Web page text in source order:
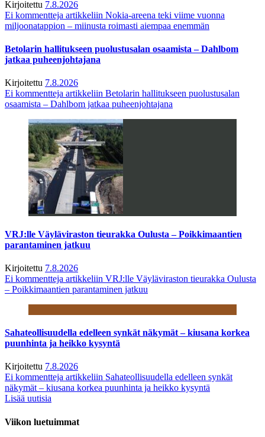
Kirjoitettu 7.8.2026
Ei kommentteja artikkeliin Nokia-areena teki viime vuonna
miljoonatappion – miinusta roimasti aiempaa enemmän
Betolarin hallitukseen puolustusalan osaamista – Dahlbom
jatkaa puheenjohtajana
Kirjoitettu 7.8.2026
Ei kommentteja artikkeliin Betolarin hallitukseen puolustusalan
osaamista – Dahlbom jatkaa puheenjohtajana
VRJ:lle Väyläviraston tieurakka Oulusta – Poikkimaantien
parantaminen jatkuu
Kirjoitettu 7.8.2026
Ei kommentteja artikkeliin VRJ:lle Väyläviraston tieurakka Oulusta
– Poikkimaantien parantaminen jatkuu
Sahateollisuudella edelleen synkät näkymät – kiusana korkea
puunhinta ja heikko kysyntä
Kirjoitettu 7.8.2026
Ei kommentteja artikkeliin Sahateollisuudella edelleen synkät
näkymät – kiusana korkea puunhinta ja heikko kysyntä
Lisää uutisia
Viikon luetuimmat